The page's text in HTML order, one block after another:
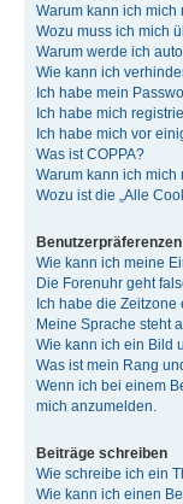
Warum kann ich mich
Wozu muss ich mich
Warum werde ich
Wie kann ich
Ich habe mein
Ich habe mich
Ich habe mich vor
Was ist COPPA?
Warum kann ich mich
Wozu ist die „Alle
Wie kann ich meine
Die Forenuhr geht
Ich habe die
Meine Sprache steht
Wie kann ich ein Bild
Was ist mein Rang
Wenn ich bei einem
mich anzumelden.
Beiträge schreiben
Wie schreibe ich ein
Wie kann ich einen